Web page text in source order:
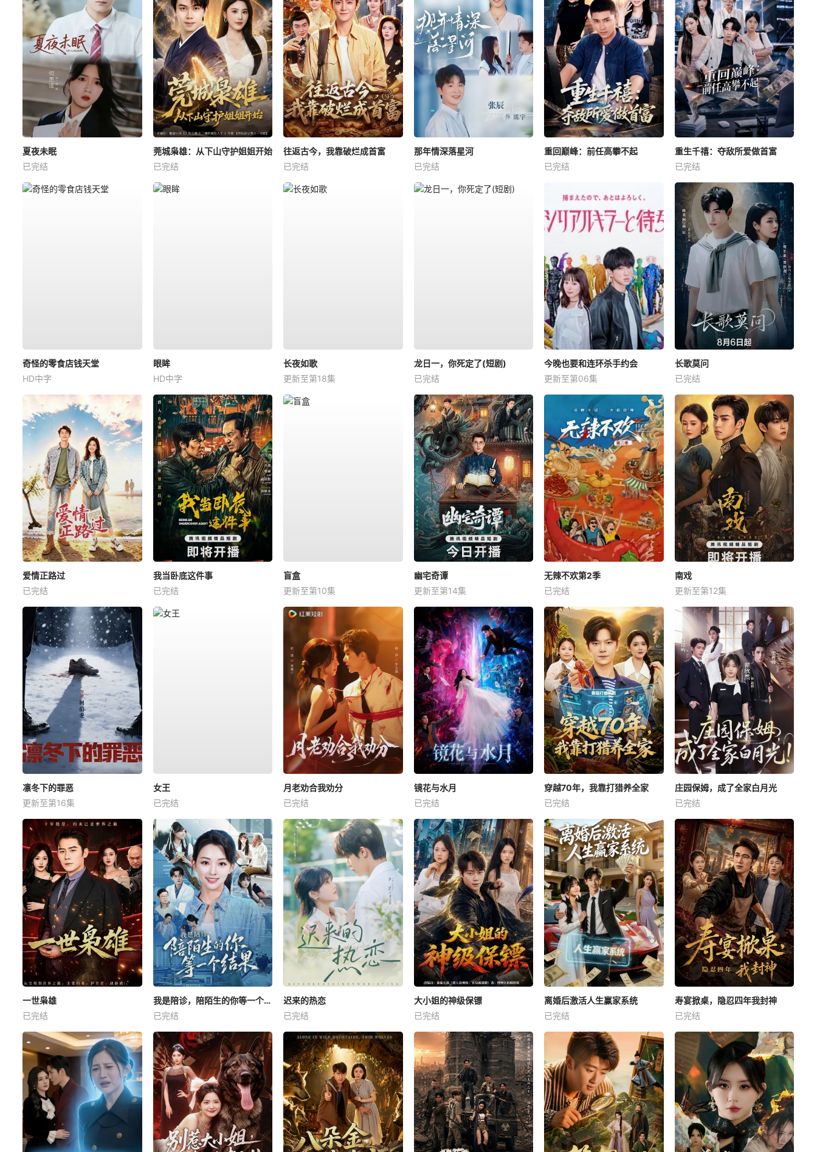
夏夜未眠
已完结
莞城枭雄：从下山守护姐姐开始
已完结
往返古今，我靠破烂成首富
已完结
那年情深落星河
已完结
重回巅峰：前任高攀不起
已完结
重生千禧：夺敌所爱做首富
已完结
奇怪的零食店钱天堂
HD中字
眼眸
HD中字
长夜如歌
更新至第18集
龙日一，你死定了(短剧)
已完结
今晚也要和连环杀手约会
更新至第06集
长歌莫问
已完结
爱情正路过
已完结
我当卧底这件事
已完结
盲盒
更新至第10集
幽宅奇谭
更新至第14集
无辣不欢第2季
已完结
南戏
更新至第12集
凛冬下的罪恶
更新至第16集
女王
已完结
月老劝合我劝分
已完结
镜花与水月
已完结
穿越70年，我靠打猎养全家
已完结
庄园保姆，成了全家白月光
已完结
一世枭雄
已完结
我是陪诊，陪陌生的你等一个结果
已完结
迟来的热恋
已完结
大小姐的神级保镖
已完结
离婚后激活人生赢家系统
已完结
寿宴掀桌，隐忍四年我封神
已完结